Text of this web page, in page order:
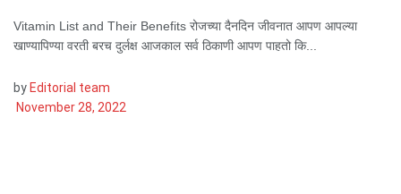
Vitamin List and Their Benefits रोजच्या दैनदिन जीवनात आपण आपल्या
खाण्यापिण्या वरती बरच दुर्लक्ष आजकाल सर्व ठिकाणी आपण पाहतो कि...
by Editorial team
November 28, 2022